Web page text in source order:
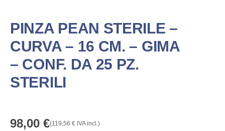
PINZA PEAN STERILE –
CURVA – 16 CM. – GIMA
– CONF. DA 25 PZ.
STERILI
98,00 €(119,56 € IVA incl.)